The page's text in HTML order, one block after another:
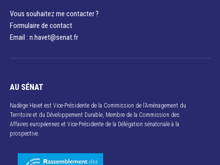
Vous souhaitez me contacter ?
Formulaire de contact
Email : n.havet@senat.fr​
AU SÉNAT
Nadège Havet est Vice-Présidente de la Commission de l’Aménagement du
Territoire et du Développement Durable, Membre de la Commission des
Affaires européennes et Vice-Présidente de la Délégation sénatoriale à la
prospective.